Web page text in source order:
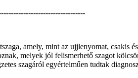
amely, mint az ujjlenyomat,
melyek jól felismerhető szagot
szagáról egyértelműen tudtak